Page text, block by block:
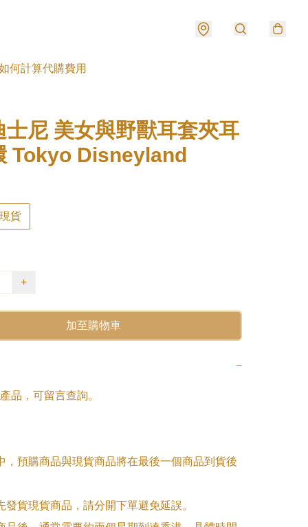
何計算代購費用
士尼 美女與野獸耳套夾耳
Tokyo Disneyland
現貨
+
加至購物車
−
品，可留言查詢。
，預購商品與現貨商品將在最後一個商品到貨後
發貨現貨商品，請分開下單避免延誤。